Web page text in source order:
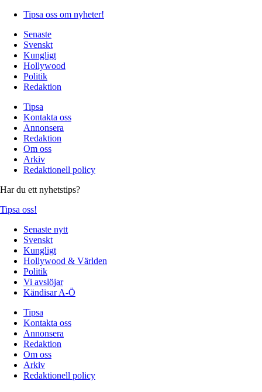
Tipsa oss om nyheter!
Senaste
Svenskt
Kungligt
Hollywood
Politik
Redaktion
Tipsa
Kontakta oss
Annonsera
Redaktion
Om oss
Arkiv
Redaktionell policy
Har du ett nyhetstips?
Tipsa oss!
Senaste nytt
Svenskt
Kungligt
Hollywood & Världen
Politik
Vi avslöjar
Kändisar A-Ö
Tipsa
Kontakta oss
Annonsera
Redaktion
Om oss
Arkiv
Redaktionell policy